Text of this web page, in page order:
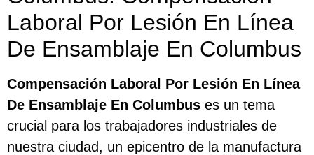
Laboral Por Lesión En Línea
De Ensamblaje En Columbus
Compensación Laboral Por Lesión En Línea
De Ensamblaje En Columbus es un tema
crucial para los trabajadores industriales de
nuestra ciudad, un epicentro de la manufactura